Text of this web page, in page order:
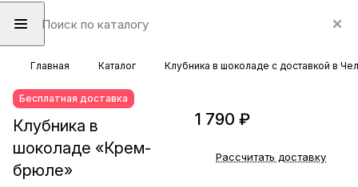
Главная Каталог Клубника в шоколаде с доставкой в
Бесплатная доставка
Клубника в
шоколаде «Крем-
брюле»
1 790 ₽
Рассчитать доставку